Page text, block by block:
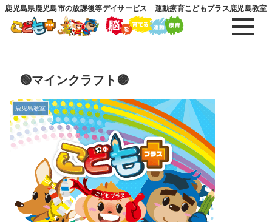
鹿児島県鹿児島市の放課後等デイサービス 運動療育こどもプラス鹿児島教室
🟢マインクラフト🟣
鹿児島教室